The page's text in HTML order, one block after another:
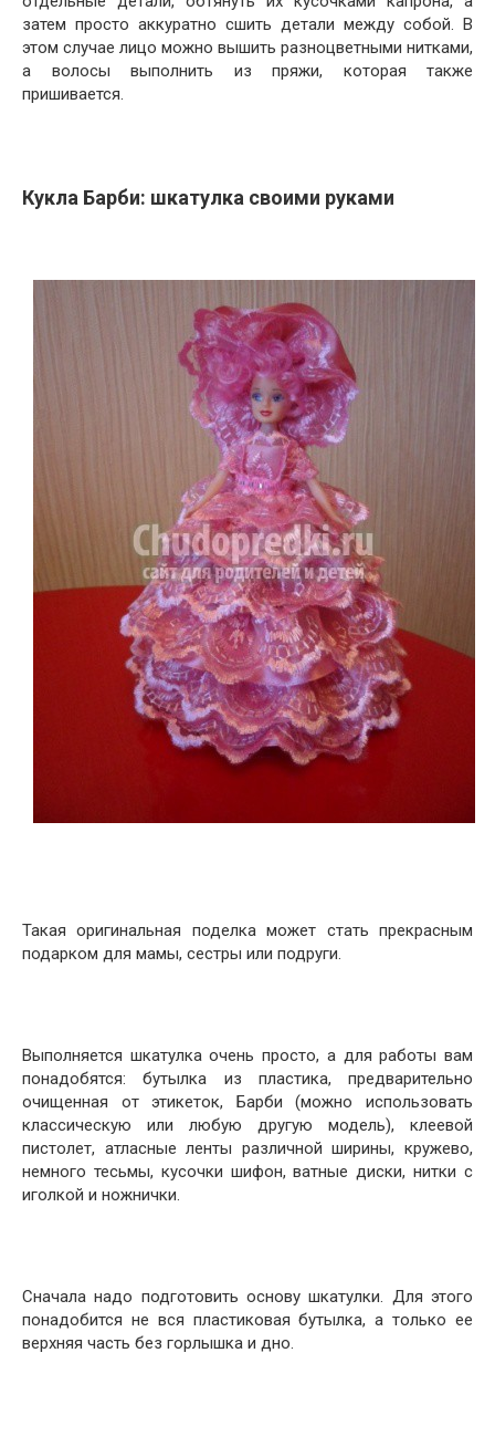
затем просто аккуратно сшить детали между собой. В
этом случае лицо можно вышить разноцветными нитками,
а волосы выполнить из пряжи, которая также
пришивается.
Кукла Барби: шкатулка своими руками
Такая оригинальная поделка может стать прекрасным
подарком для мамы, сестры или подруги.
Выполняется шкатулка очень просто, а для работы вам
понадобятся: бутылка из пластика, предварительно
очищенная от этикеток, Барби (можно использовать
классическую или любую другую модель), клеевой
пистолет, атласные ленты различной ширины, кружево,
немного тесьмы, кусочки шифон, ватные диски, нитки с
иголкой и ножнички.
Сначала надо подготовить основу шкатулки. Для этого
понадобится не вся пластиковая бутылка, а только ее
верхняя часть без горлышка и дно.